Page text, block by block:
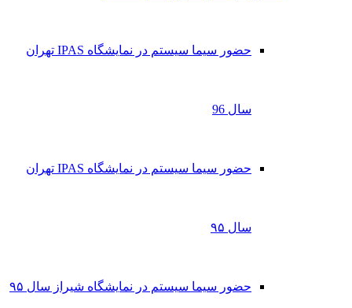
حضور سیما سیستم در نمایشگاه IPAS تهران
سال 96
حضور سیما سیستم در نمایشگاه IPAS تهران
سال ۹۵
حضور سیما سیستم در نمایشگاه شیراز سال ۹۵